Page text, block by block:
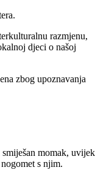
razmjenu,
djeci o našoj
zbog upoznavanja
momak, uvijek
s njim.